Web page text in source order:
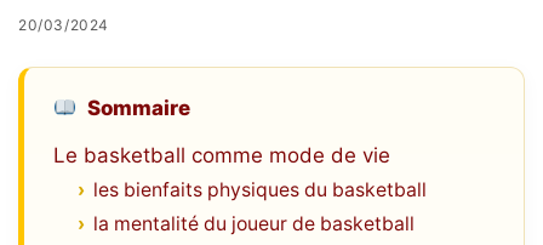
20/03/2024
Sommaire
Le basketball comme mode de vie
les bienfaits physiques du basketball
la mentalité du joueur de basketball